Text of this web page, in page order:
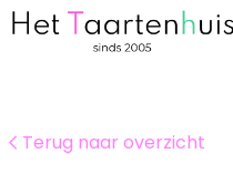
Terug naar overzicht